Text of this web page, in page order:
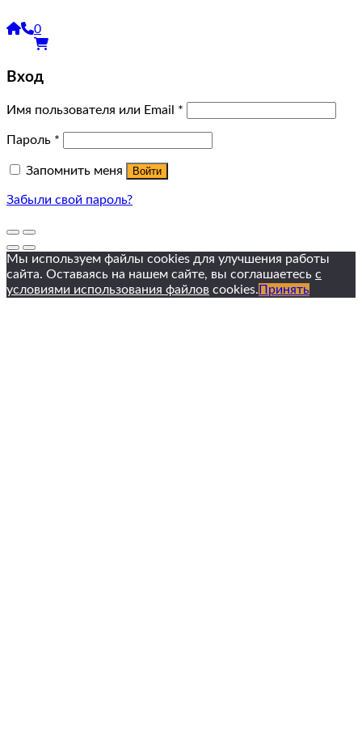
0
Вход
Имя пользователя или Email *
Пароль *
Запомнить меня Войти
Забыли свой пароль?
Мы используем файлы cookies для улучшения работы
сайта. Оставаясь на нашем сайте, вы соглашаетесь с
условиями использования файлов cookies. Принять